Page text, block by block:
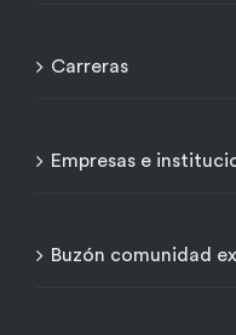
Carreras
Empresas e
Buzón comunidad